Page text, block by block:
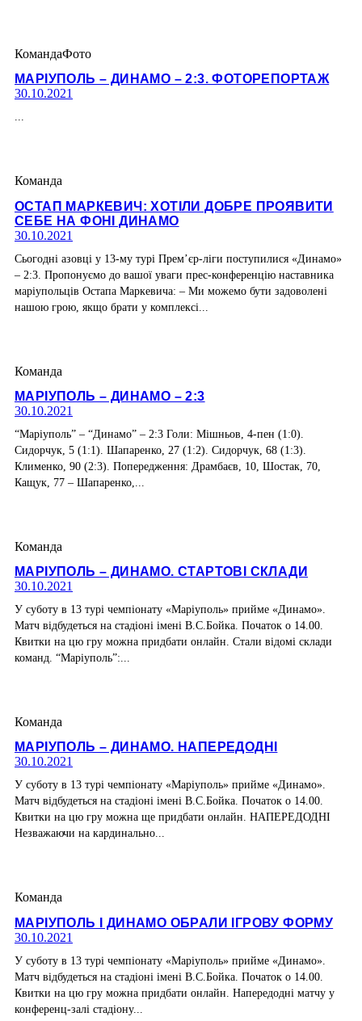
КомандаФото
МАРІУПОЛЬ – ДИНАМО – 2:3. ФОТОРЕПОРТАЖ
30.10.2021
...
Команда
ОСТАП МАРКЕВИЧ: ХОТІЛИ ДОБРЕ ПРОЯВИТИ
СЕБЕ НА ФОНІ ДИНАМО
30.10.2021
Сьогодні азовці у 13-му турі Прем’єр-ліги поступилися «Динамо»
– 2:3. Пропонуємо до вашої уваги прес-конференцію наставника
маріупольців Остапа Маркевича: – Ми можемо бути задоволені
нашою грою, якщо брати у комплексі...
Команда
МАРІУПОЛЬ – ДИНАМО – 2:3
30.10.2021
“Маріуполь” – “Динамо” – 2:3 Голи: Мішньов, 4-пен (1:0).
Сидорчук, 5 (1:1). Шапаренко, 27 (1:2). Сидорчук, 68 (1:3).
Клименко, 90 (2:3). Попередження: Драмбаєв, 10, Шостак, 70,
Кащук, 77 – Шапаренко,...
Команда
МАРІУПОЛЬ – ДИНАМО. СТАРТОВІ СКЛАДИ
30.10.2021
У суботу в 13 турі чемпіонату «Маріуполь» прийме «Динамо».
Матч відбудеться на стадіоні імені В.С.Бойка. Початок о 14.00.
Квитки на цю гру можна придбати онлайн. Стали відомі склади
команд. “Маріуполь”:...
Команда
МАРІУПОЛЬ – ДИНАМО. НАПЕРЕДОДНІ
30.10.2021
У суботу в 13 турі чемпіонату «Маріуполь» прийме «Динамо».
Матч відбудеться на стадіоні імені В.С.Бойка. Початок о 14.00.
Квитки на цю гру можна ще придбати онлайн. НАПЕРЕДОДНІ
Незважаючи на кардинально...
Команда
МАРІУПОЛЬ І ДИНАМО ОБРАЛИ ІГРОВУ ФОРМУ
30.10.2021
У суботу в 13 турі чемпіонату «Маріуполь» прийме «Динамо».
Матч відбудеться на стадіоні імені В.С.Бойка. Початок о 14.00.
Квитки на цю гру можна придбати онлайн. Напередодні матчу у
конференц-залі стадіону...